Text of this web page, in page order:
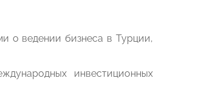
о ведении бизнеса в Турции,
инвестиционных